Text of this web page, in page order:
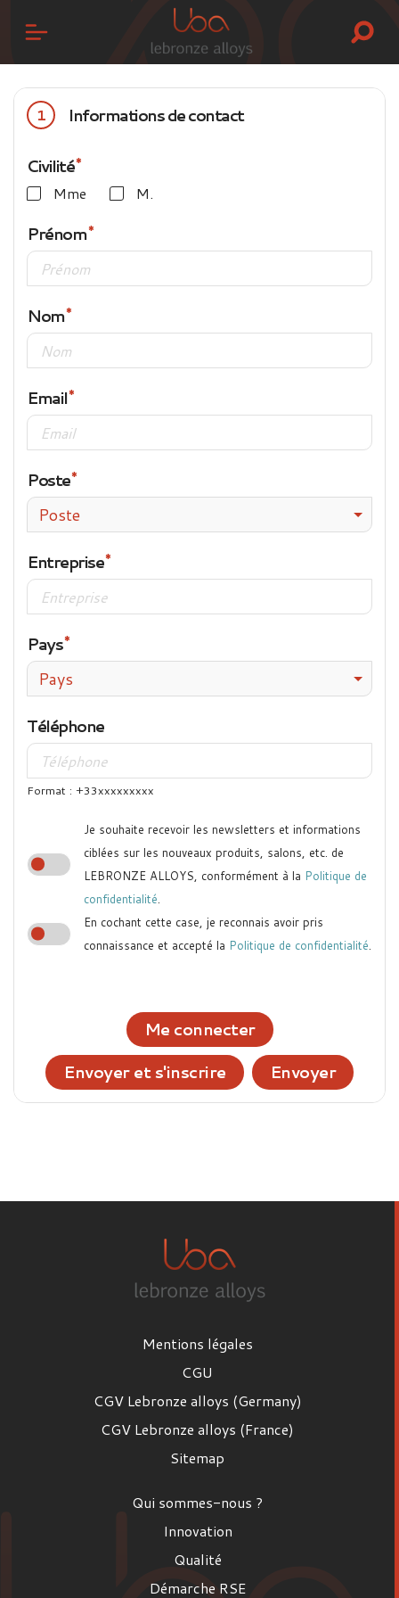
1 Informations de contact
Civilité
Mme M.
Prénom
Nom
Email
Poste
Poste
Entreprise
Pays
Pays
Téléphone
Format : +33xxxxxxxxx
Je souhaite recevoir les newsletters et informations
ciblées sur les nouveaux produits, salons, etc. de
LEBRONZE ALLOYS, conformément à la Politique de
confidentialité.
En cochant cette case, je reconnais avoir pris
connaissance et accepté la Politique de confidentialité.
Me connecter
Envoyer et s'inscrire
Envoyer
Mentions légales
CGU
CGV Lebronze alloys (Germany)
CGV Lebronze alloys (France)
Sitemap
Qui sommes-nous ?
Innovation
Qualité
Démarche RSE